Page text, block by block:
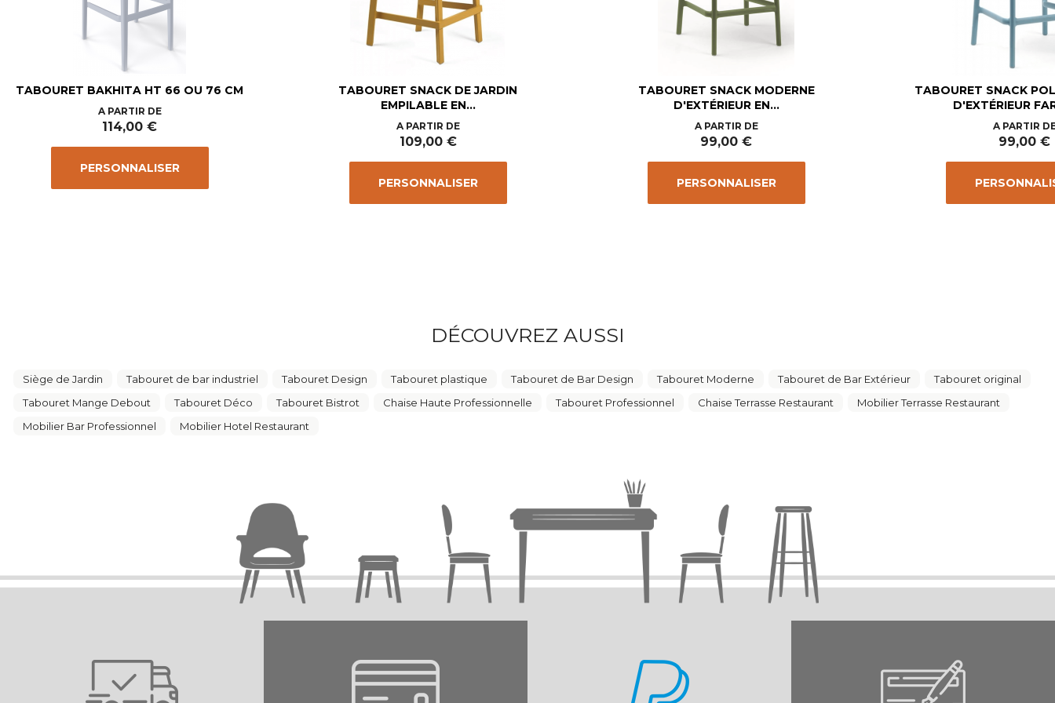
TABOURET BAKHITA HT 66 OU 76 CM
Prix
A PARTIR DE
114,00 €
PERSONNALISER
TABOURET SNACK DE JARDIN
EMPILABLE EN...
Prix
A PARTIR DE
109,00 €
PERSONNALISER
TABOURET SNACK MODERNE
D'EXTÉRIEUR EN...
Prix
A PARTIR DE
99,00 €
PERSONNALISER
TABOURET SNACK
D'EXTÉRIEUR
Prix
A PARTIR
99,00 €
DÉCOUVREZ AUSSI
Siège de Jardin Tabouret de bar industriel Tabouret Design Tabouret plastique Tabouret de Bar Design Tabouret Moderne Tabouret de Bar Extérieur
Tabouret original
Tabouret Mange Debout
Tabouret Déco Tabouret Bistrot Chaise Haute Professionnelle Tabouret Professionnel Chaise Terrasse Restaurant
Mobilier Terrasse Restaurant
Mobilier Bar Professionnel
Mobilier Hotel Restaurant